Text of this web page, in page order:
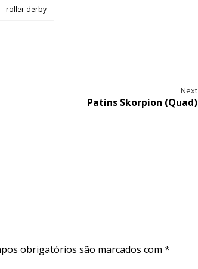
roller derby
Next
Patins Skorpion (Quad)
obrigatórios são marcados com *